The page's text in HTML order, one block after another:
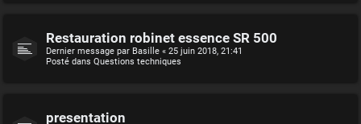
Restauration robinet essence SR 500
Dernier message par Basille « 25 juin 2018, 21:41
Posté dans Questions techniques
presentation